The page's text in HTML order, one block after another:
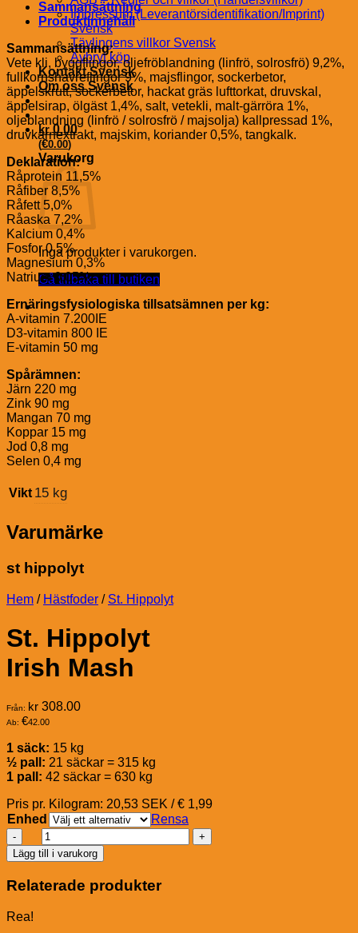
Impressum (Leverantörsidentifikation/Imprint)
Svensk
Tävlingens villkor Svensk
Avbryt köp
Kontakt Svensk
Om oss Svensk
kr0.00
(€0.00)
Varukorg
Inga produkter i varukorgen.
Gå tillbaka till butiken
Sammansättning
Produktinnehåll
Sammansättning:
Vete kli, byggflingor, oljefröblandning (linfrö, solrosfrö) 9,2%,
fullkornshavreflingor 9%, majsflingor, sockerbetor,
äppelskrutt, sockerbetor, hackat gräs lufttorkat, druvskal,
äppelsirap, ölgäst 1,4%, salt, vetekli, malt-gärröra 1%,
oljeblandning (linfrö / solrosfrö / majsolja) kallpressad 1%,
druvkärnextrakt, majskim, koriander 0,5%, tangkalk.
Deklaration:
Råprotein 11,5%
Råfiber 8,5%
Råfett 5,0%
Råaska 7,2%
Kalcium 0,4%
Fosfor 0,5%
Magnesium 0,3%
Natrium 0,05%
Ernäringsfysiologiska tillsatsämnen per kg:
A-vitamin 7.200IE
D3-vitamin 800 IE
E-vitamin 50 mg
Spårämnen:
Järn 220 mg
Zink 90 mg
Mangan 70 mg
Koppar 15 mg
Jod 0,8 mg
Selen 0,4 mg
Vikt 15 kg
Varumärke
st hippolyt
Hem / Hästfoder / St. Hippolyt
St. Hippolyt
Irish Mash
Från: kr 308.00
Ab: €42.00
1 säck: 15 kg
½ pall: 21 säckar = 315 kg
1 pall: 42 säckar = 630 kg
Pris pr. Kilogram: 20,53 SEK / € 1,99
Enhed
Rensa
Hippolyt
Irish
Mash
mängd
Lägg till i varukorg
Relaterade produkter
Rea!